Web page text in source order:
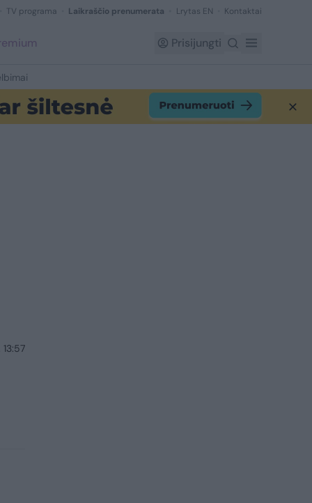
TV programa Laikraščio prenumerata Lrytas EN Kontaktai
Prisijungti